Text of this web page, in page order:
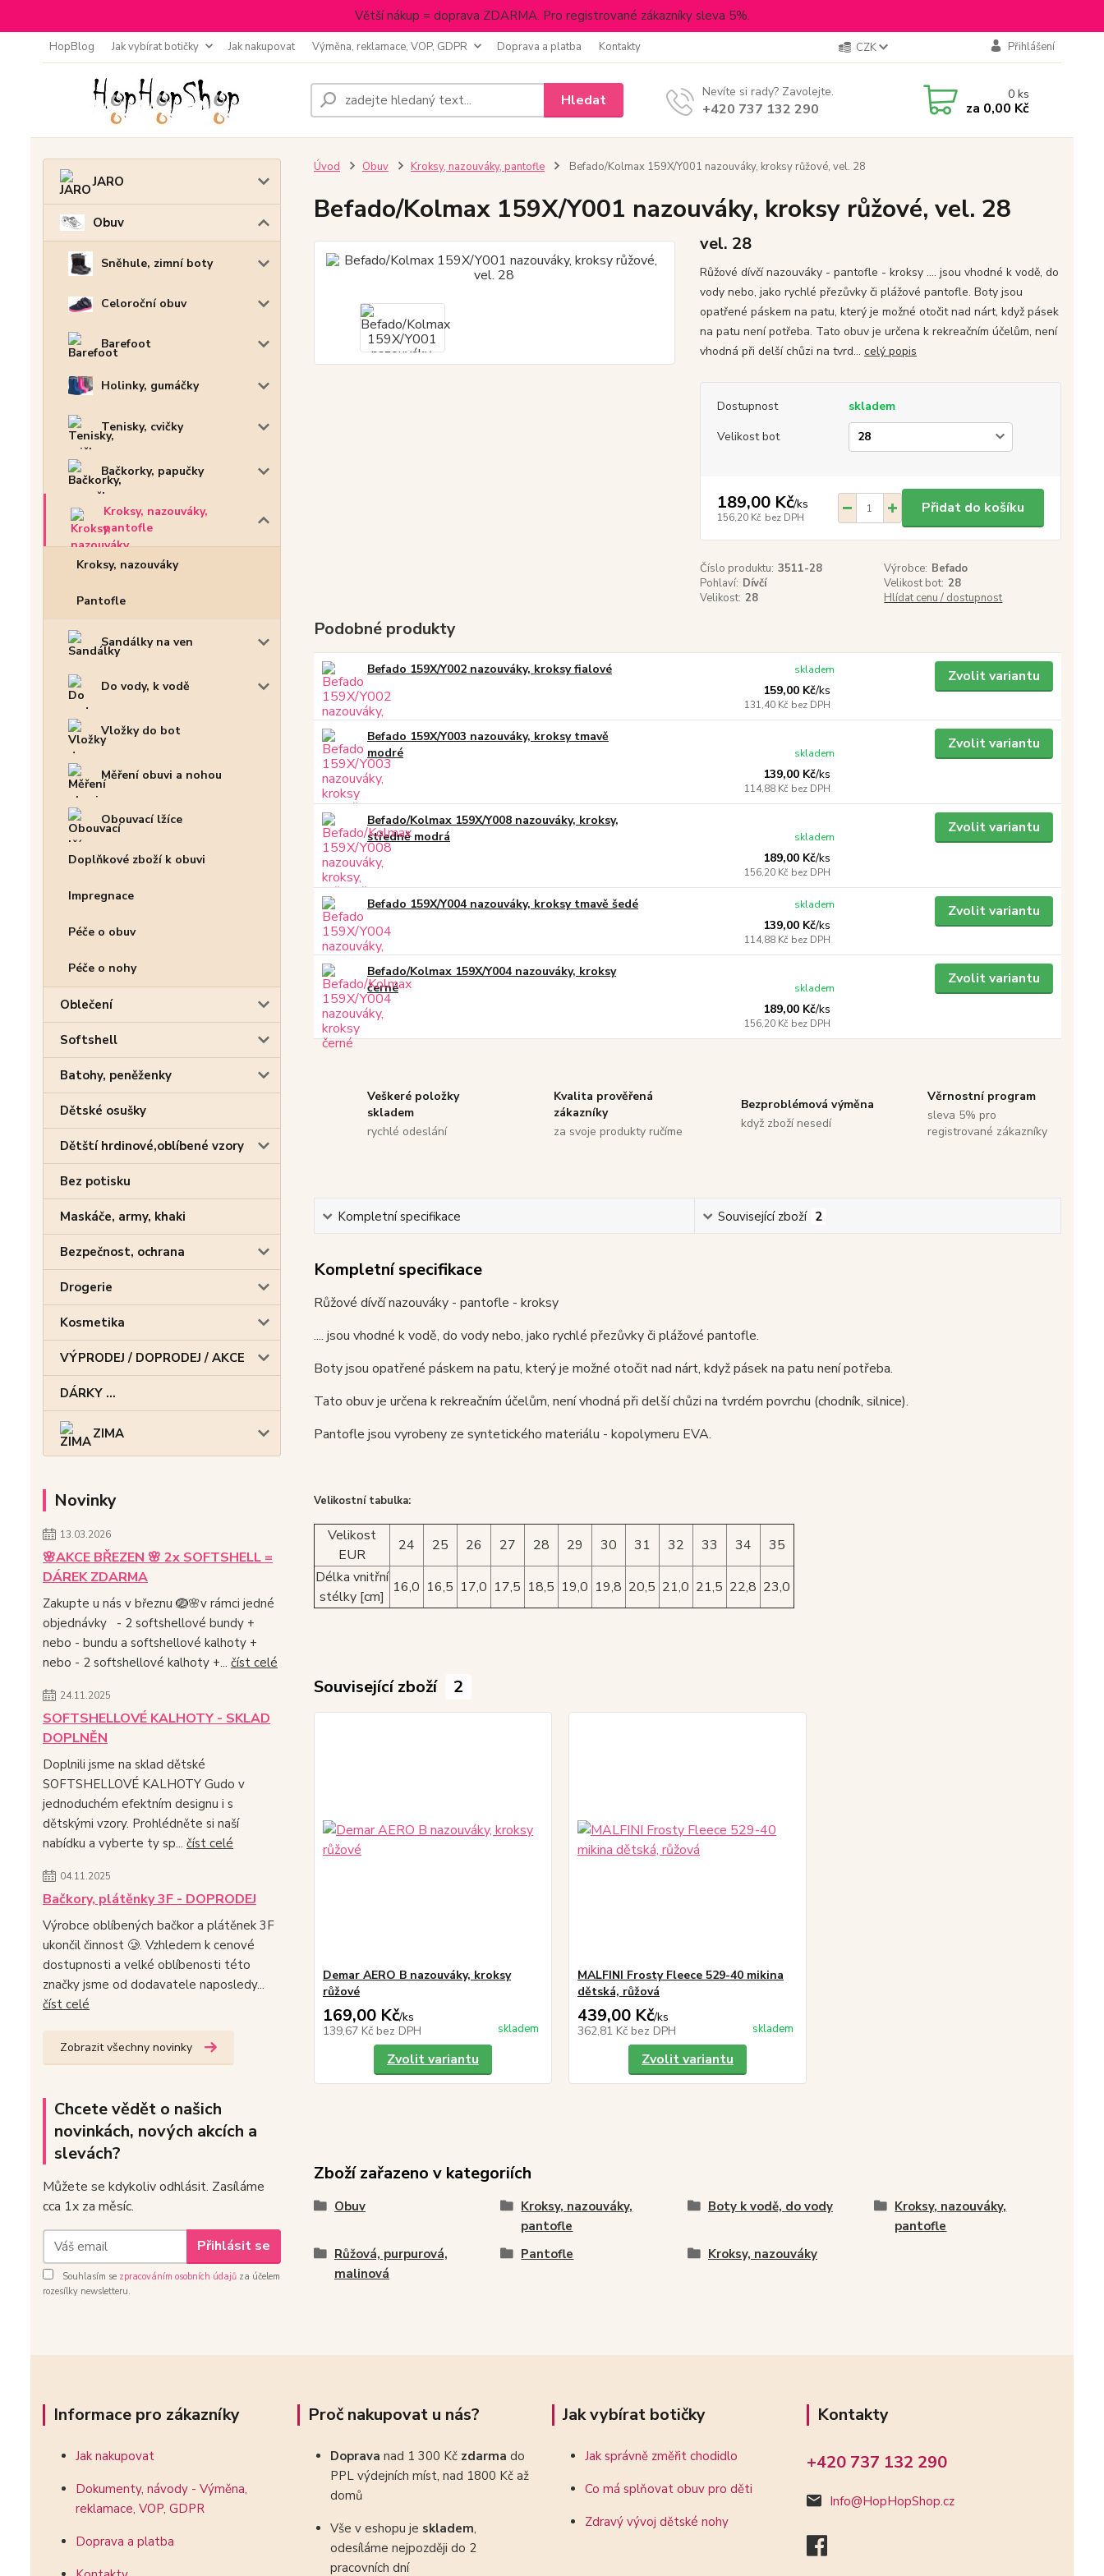
Větší nákup = doprava ZDARMA. Pro registrované zákazníky sleva 5%.
HopBlog Jak vybírat botičky Jak nakupovat Výměna, reklamace, VOP, GDPR Doprava a platba Kontakty CZK Přihlášení
Hledat Nevíte si rady? Zavolejte.
+420 737 132 290
0ks
za 0,00 Kč
JARO
Obuv
Sněhule, zimní boty
Celoroční obuv
Barefoot
Holinky, gumáčky
Tenisky, cvičky
Bačkorky, papučky
Kroksy, nazouváky,
pantofle
Kroksy, nazouváky
Pantofle
Sandálky na ven
Do vody, k vodě
Vložky do bot
Měření obuvi a nohou
Obouvací lžíce
Doplňkové zboží k obuvi
Impregnace
Péče o obuv
Péče o nohy
Oblečení
Softshell
Batohy, peněženky
Dětské osušky
Dětští hrdinové,oblíbené vzory
Bez potisku
Maskáče, army, khaki
Bezpečnost, ochrana
Drogerie
Kosmetika
VÝPRODEJ / DOPRODEJ / AKCE
DÁRKY ...
ZIMA
Novinky
13.03.2026
🌸AKCE BŘEZEN 🌸 2x SOFTSHELL =
DÁREK ZDARMA
Zakupte u nás v březnu 🪺🌸v rámci jedné
objednávky - 2 softshellové bundy +
nebo - bundu a softshellové kalhoty +
nebo - 2 softshellové kalhoty +... číst celé
24.11.2025
SOFTSHELLOVÉ KALHOTY - SKLAD
DOPLNĚN
Doplnili jsme na sklad dětské
SOFTSHELLOVÉ KALHOTY Gudo v
jednoduchém efektním designu i s
dětskými vzory. Prohlédněte si naší
nabídku a vyberte ty sp... číst celé
04.11.2025
Bačkory, plátěnky 3F - DOPRODEJ
Výrobce oblíbených bačkor a plátěnek 3F
ukončil činnost 🥲. Vzhledem k cenové
dostupnosti a velké oblíbenosti této
značky jsme od dodavatele naposledy...
číst celé
Zobrazit všechny novinky
Chcete vědět o našich
novinkách, nových akcích a
slevách?
Můžete se kdykoliv odhlásit. Zasíláme
cca 1x za měsíc.
Přihlásit se
Souhlasím se zpracováním osobních údajů za účelem
rozesílky newsletteru.
Úvod Obuv Kroksy, nazouváky, pantofle Befado/Kolmax 159X/Y001 nazouváky, kroksy růžové, vel. 28
Befado/Kolmax 159X/Y001 nazouváky, kroksy růžové, vel. 28
vel. 28
Růžové dívčí nazouváky - pantofle - kroksy .... jsou vhodné k vodě, do
vody nebo, jako rychlé přezůvky či plážové pantofle. Boty jsou
opatřené páskem na patu, který je možné otočit nad nárt, když pásek
na patu není potřeba. Tato obuv je určena k rekreačním účelům, není
vhodná při delší chůzi na tvrd... celý popis
Dostupnost
skladem
Velikost bot
189,00 Kč/ks
156,20 Kč bez DPH
Přidat do košíku
Číslo produktu: 3511-28 Výrobce: Befado
Pohlaví: Dívčí Velikost bot: 28
Velikost: 28 Hlídat cenu / dostupnost
Podobné produkty
Befado 159X/Y002 nazouváky, kroksy fialové
159,00 Kč/ks
131,40 Kč bez DPH
skladem Zvolit variantu
Befado 159X/Y003 nazouváky, kroksy tmavě
modré
139,00 Kč/ks
114,88 Kč bez DPH
skladem
Zvolit variantu
Befado/Kolmax 159X/Y008 nazouváky, kroksy,
středně modrá
189,00 Kč/ks
156,20 Kč bez DPH
skladem
Zvolit variantu
Befado 159X/Y004 nazouváky, kroksy tmavě šedé
139,00 Kč/ks
114,88 Kč bez DPH
skladem Zvolit variantu
Befado/Kolmax 159X/Y004 nazouváky, kroksy
černé
189,00 Kč/ks
156,20 Kč bez DPH
skladem
Zvolit variantu
Veškeré položky
skladem
rychlé odeslání
Kvalita prověřená
zákazníky
za svoje produkty ručíme
Bezproblémová výměna
když zboží nesedí
Věrnostní program
sleva 5% pro
registrované zákazníky
Kompletní specifikace Související zboží 2
Kompletní specifikace
Růžové dívčí nazouváky - pantofle - kroksy
.... jsou vhodné k vodě, do vody nebo, jako rychlé přezůvky či plážové pantofle.
Boty jsou opatřené páskem na patu, který je možné otočit nad nárt, když pásek na patu není potřeba.
Tato obuv je určena k rekreačním účelům, není vhodná při delší chůzi na tvrdém povrchu (chodník, silnice).
Pantofle jsou vyrobeny ze syntetického materiálu - kopolymeru EVA.
Velikostní tabulka:
Velikost
EUR
24 25 26 27 28 29 30 31 32 33 34
35
Délka vnitřní
stélky [cm]
16,0 16,5 17,0 17,5 18,5 19,0 19,8 20,5 21,0 21,5 22,8 23,0
Související zboží 2
Demar AERO B nazouváky, kroksy
růžové
169,00 Kč/ks
139,67 Kč bez DPH skladem
Zvolit variantu
MALFINI Frosty Fleece 529-40 mikina
dětská, růžová
439,00 Kč/ks
362,81 Kč bez DPH skladem
Zvolit variantu
Zboží zařazeno v kategoriích
Obuv
Kroksy, nazouváky,
pantofle
Boty k vodě, do vody
Kroksy, nazouváky,
pantofle
Růžová, purpurová,
malinová
Pantofle Kroksy, nazouváky
Informace pro zákazníky
Jak nakupovat
Dokumenty, návody - Výměna,
reklamace, VOP, GDPR
Doprava a platba
Proč nakupovat u nás?
Doprava nad 1 300 Kč zdarma do
PPL výdejních míst, nad 1800 Kč až
domů
Vše v eshopu je skladem,
odesíláme nejpozději do 2
pracovních dní
Jak vybírat botičky
Jak správně změřit chodidlo
Co má splňovat obuv pro děti
Zdravý vývoj dětské nohy
Kontakty
+420 737 132 290
Info@HopHopShop.cz